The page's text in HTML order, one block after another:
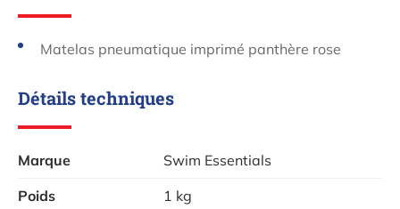
Matelas pneumatique imprimé panthère rose
Détails techniques
Marque
Swim Essentials
Poids
1 kg